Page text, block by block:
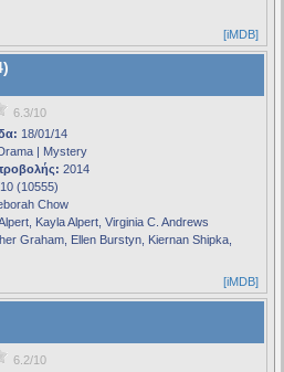
[iMDB]
6.3/10
18/01/14
| Mystery
2014
(10555)
Chow
Kayla Alpert, Virginia C. Andrews
Graham, Ellen Burstyn, Kiernan Shipka,
[iMDB]
6.2/10